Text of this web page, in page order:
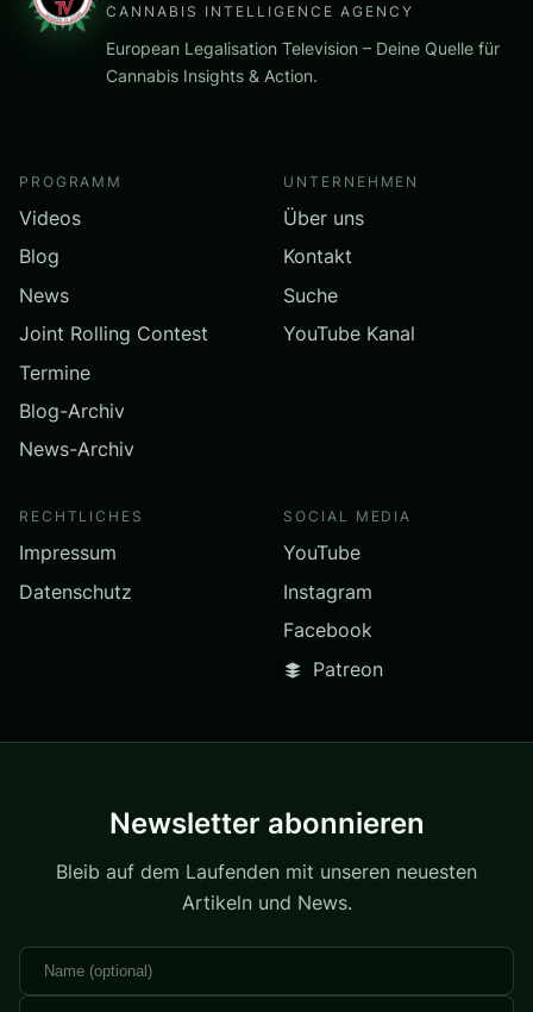
CANNABIS INTELLIGENCE AGENCY
European Legalisation Television – Deine Quelle für
Cannabis Insights & Action.
PROGRAMM
Videos
Blog
News
Joint Rolling Contest
Termine
Blog-Archiv
News-Archiv
UNTERNEHMEN
Über uns
Kontakt
Suche
YouTube Kanal
RECHTLICHES
Impressum
Datenschutz
SOCIAL MEDIA
YouTube
Instagram
Facebook
Patreon
Newsletter abonnieren
Bleib auf dem Laufenden mit unseren neuesten
Artikeln und News.